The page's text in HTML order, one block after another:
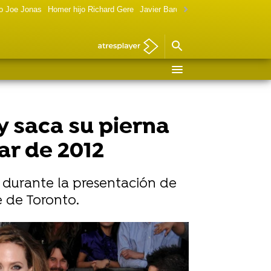
Joe Jonas Homer hijo Richard Gere Javier Bardem política
saca su pierna
de 2012
la presentación de
de Toronto.
Vídeo: Reuters I Foto: Reuters I Cordon Press
Jolie: "Me lo tomé como algo